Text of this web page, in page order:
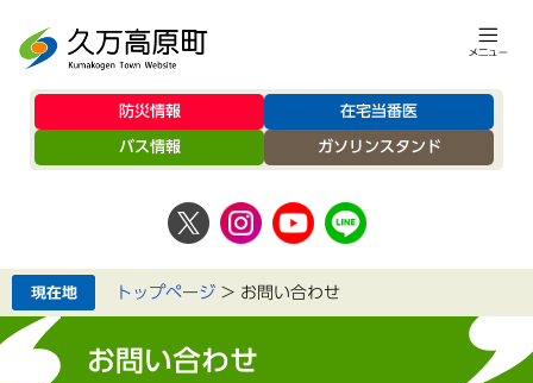
防災情報 在宅当番医
バス情報 ガソリンスタンド
トップページ > お問い合わせ
お問い合わせ